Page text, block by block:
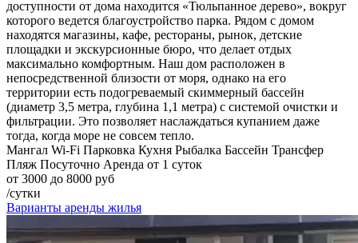
доступности от дома находится «Тюльпанное дерево», вокруг
которого ведется благоустройство парка. Рядом с домом
находятся магазины, кафе, рестораны, рынок, детские
площадки и экскурсионные бюро, что делает отдых
максимально комфортным. Наш дом расположен в
непосредственной близости от моря, однако на его
территории есть подогреваемый скиммерный бассейн
(диаметр 3,5 метра, глубина 1,1 метра) с системой очистки и
фильтрации. Это позволяет наслаждаться купанием даже
тогда, когда море не совсем тепло.
Мангал Wi-Fi Парковка Кухня Рыбалка Бассейн Трансфер
Пляж Посуточно Аренда от 1 суток
от 3000 до 8000 руб
/сутки
Варианты аренды жилья